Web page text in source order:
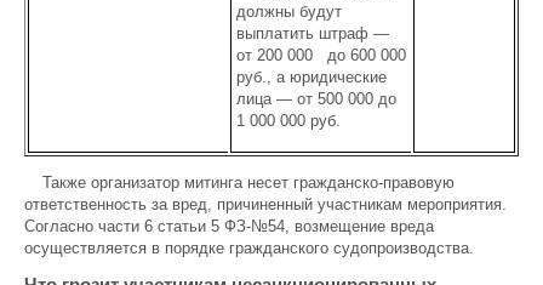
должны будут
выплатить штраф —
от 200 000 до 600 000
руб., а юридические
лица — от 500 000 до
1 000 000 руб.
Также организатор митинга несет гражданско-правовую
ответственность за вред, причиненный участникам мероприятия.
Согласно части 6 статьи 5 ФЗ-№54, возмещение вреда
осуществляется в порядке гражданского судопроизводства.